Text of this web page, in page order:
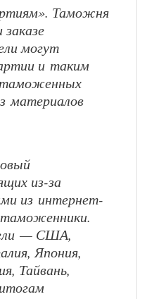
Таможня
могут
и таким
материалов
из-за
из интернет-
— США,
Япония,
Тайвань,